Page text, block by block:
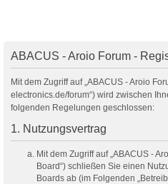
ABACUS - Aroio Forum -
Mit dem Zugriff auf „ABACUS - Aroio
electronics.de/forum“) wird zwischen
folgenden Regelungen geschlossen:
1. Nutzungsvertrag
Mit dem Zugriff auf „ABACUS -
Board“) schließen Sie einen
Boards ab (im Folgenden